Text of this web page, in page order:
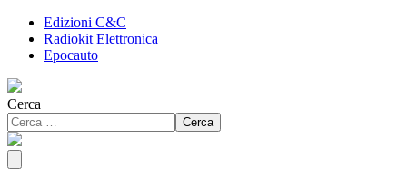
Edizioni C&C
Radiokit Elettronica
Epocauto
Cerca
Cerca